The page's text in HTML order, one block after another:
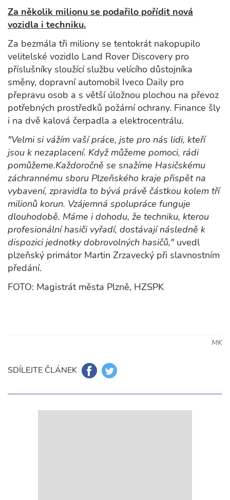
Za několik milionu se podařilo pořídit nová
vozidla i techniku.
Za bezmála tři miliony se tentokrát nakopupilo
velitelské vozidlo Land Rover Discovery pro
příslušníky sloužící službu velícího důstojníka
směny, dopravní automobil Iveco Daily pro
přepravu osob a s větší úložnou plochou na převoz
potřebných prostředků požární ochrany. Finance šly
i na dvě kalová čerpadla a elektrocentrálu.
"Velmi si vážím vaší práce, jste pro nás lidi, kteří
jsou k nezaplacení. Když můžeme pomoci, rádi
pomůžeme.Každoročně se snažíme Hasičskému
záchrannému sboru Plzeňského kraje přispět na
vybavení, zpravidla to bývá právě částkou kolem tří
milionů korun. Vzájemná spolupráce funguje
dlouhodobě. Máme i dohodu, že techniku, kterou
profesionální hasiči vyřadí, dostávají následně k
dispozici jednotky dobrovolných hasičů," uvedl
plzeňský primátor Martin Zrzavecký při slavnostním
předání.
FOTO: Magistrát města Plzně, HZSPK
MK
SDÍLEJTE ČLÁNEK